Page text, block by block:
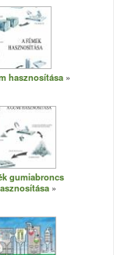
hasznosítása
gumiabroncs